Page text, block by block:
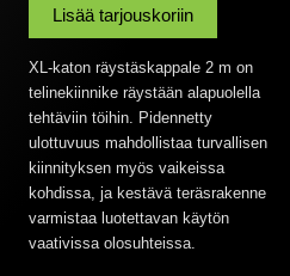
Layher
määrä
Lisää tarjouskoriin
XL-katon räystäskappale 2 m on
telinekiinnike räystään alapuolella
tehtäviin töihin. Pidennetty
ulottuvuus mahdollistaa turvallisen
kiinnityksen myös vaikeissa
kohdissa, ja kestävä teräsrakenne
varmistaa luotettavan käytön
vaativissa olosuhteissa.